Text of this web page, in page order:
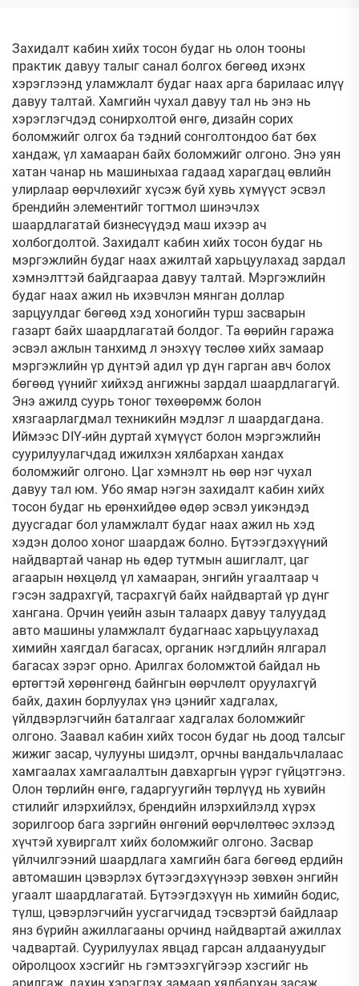
Захидалт кабин хийх тосон будаг нь олон тооны
практик давуу талыг санал болгох бөгөөд ихэнх
хэрэглээнд уламжлалт будаг наах арга барилаас илүү
давуу талтай. Хамгийн чухал давуу тал нь энэ нь
хэрэглэгчдэд сонирхолтой өнгө, дизайн сорих
боломжийг олгох ба тэдний сонголтондоо бат бөх
хандаж, үл хамааран байх боломжийг олгоно. Энэ уян
хатан чанар нь машиныхаа гадаад харагдац өвлийн
улирлаар өөрчлөхийг хүсэж буй хувь хүмүүст эсвэл
брендийн элементийг тогтмол шинэчлэх
шаардлагатай бизнесүүдэд маш ихээр ач
холбогдолтой. Захидалт кабин хийх тосон будаг нь
мэргэжлийн будаг наах ажилтай харьцуулахад зардал
хэмнэлттэй байдгаараа давуу талтай. Мэргэжлийн
будаг наах ажил нь ихэвчлэн мянган доллар
зарцуулдаг бөгөөд хэд хоногийн турш засварын
газарт байх шаардлагатай болдог. Та өөрийн гаража
эсвэл ажлын танхимд л энэхүү төслөө хийх замаар
мэргэжлийн үр дүнтэй адил үр дүн гарган авч болох
бөгөөд үүнийг хийхэд ангижны зардал шаардлагагүй.
Энэ ажилд суурь тоног төхөөрөмж болон
хязгаарлагдмал техникийн мэдлэг л шаардагдана.
Иймээс DIY-ийн дуртай хүмүүст болон мэргэжлийн
суурилуулагчдад ижилхэн хялбархан хандах
боломжийг олгоно. Цаг хэмнэлт нь өөр нэг чухал
давуу тал юм. Убо ямар нэгэн захидалт кабин хийх
тосон будаг нь ерөнхийдөө өдөр эсвэл уикэндэд
дуусгадаг бол уламжлалт будаг наах ажил нь хэд
хэдэн долоо хоног шаардаж болно. Бүтээгдэхүүний
найдвартай чанар нь өдөр тутмын ашиглалт, цаг
агаарын нөхцөлд үл хамааран, энгийн угаалтаар ч
гэсэн задрахгүй, тасрахгүй байх найдвартай үр дүнг
хангана. Орчин үеийн азын талаарх давуу талуудад
авто машины уламжлалт будагнаас харьцуулахад
химийн хаягдал багасах, органик нэгдлийн ялгарал
багасах зэрэг орно. Арилгах боломжтой байдал нь
өртөгтэй хөрөнгөнд байнгын өөрчлөлт оруулахгүй
байх, дахин борлуулах үнэ цэнийг хадгалах,
үйлдвэрлэгчийн баталгааг хадгалах боломжийг
олгоно. Заавал кабин хийх тосон будаг нь доод талсыг
жижиг засар, чулууны шидэлт, орчны вандальчлалаас
хамгаалах хамгаалалтын давхаргын үүрэг гүйцэтгэнэ.
Олон төрлийн өнгө, гадаргуугийн төрлүүд нь хувийн
стилийг илэрхийлэх, брендийн илэрхийлэлд хүрэх
зорилгоор бага зэргийн өнгөний өөрчлөлтөөс эхлээд
хүчтэй хувиргалт хийх боломжийг олгоно. Засвар
үйлчилгээний шаардлага хамгийн бага бөгөөд ердийн
автомашин цэвэрлэх бүтээгдэхүүнээр зөвхөн энгийн
угаалт шаардлагатай. Бүтээгдэхүүн нь химийн бодис,
түлш, цэвэрлэгчийн уусгагчидад тэсвэртэй байдлаар
янз бүрийн ажиллагааны орчинд найдвартай ажиллах
чадвартай. Суурилуулах явцад гарсан алдаануудыг
ойролцоох хэсгийг нь гэмтээхгүйгээр хэсгийг нь